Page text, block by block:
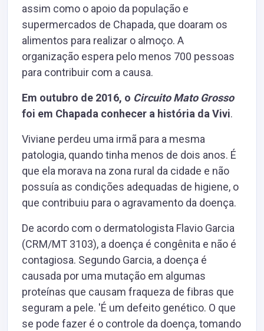
assim como o apoio da população e
supermercados de Chapada, que doaram os
alimentos para realizar o almoço. A
organização espera pelo menos 700 pessoas
para contribuir com a causa.
Em outubro de 2016, o Circuito Mato Grosso
foi em Chapada conhecer a história da Vivi.
Viviane perdeu uma irmã para a mesma
patologia, quando tinha menos de dois anos. É
que ela morava na zona rural da cidade e não
possuía as condições adequadas de higiene, o
que contribuiu para o agravamento da doença.
De acordo com o dermatologista Flavio Garcia
(CRM/MT 3103), a doença é congênita e não é
contagiosa. Segundo Garcia, a doença é
causada por uma mutação em algumas
proteínas que causam fraqueza de fibras que
seguram a pele. 'É um defeito genético. O que
se pode fazer é o controle da doença, tomando